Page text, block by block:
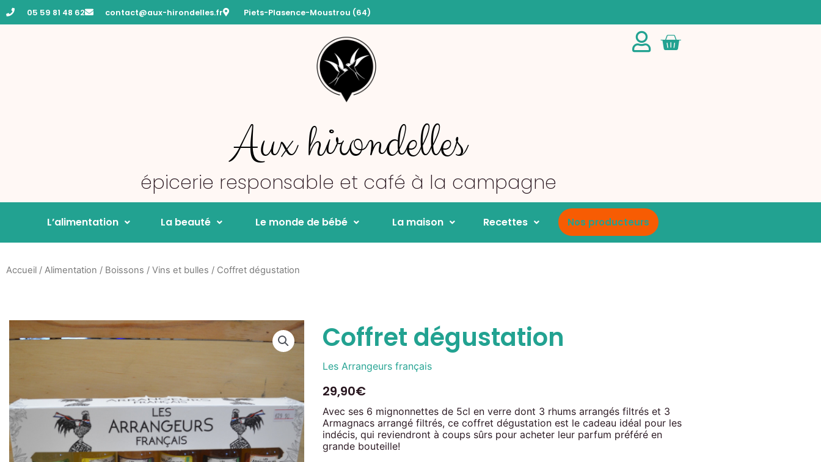
05 59 81 48 62 contact@aux-hirondelles.fr Piets-Plasence-Moustrou (64)
Panier
Aux hirondelles
épicerie responsable et café à la campagne
L’alimentation La beauté Le monde de bébé La maison Recettes Nos producteurs
Accueil / Alimentation / Boissons / Vins et bulles / Coffret dégustation
Coffret dégustation
Les Arrangeurs français
29,90€
Avec ses 6 mignonnettes de 5cl en verre dont 3 rhums arrangés filtrés et 3
Armagnacs arrangé filtrés, ce coffret dégustation est le cadeau idéal pour les
indécis, qui reviendront à coups sûrs pour acheter leur parfum préféré en
grande bouteille!